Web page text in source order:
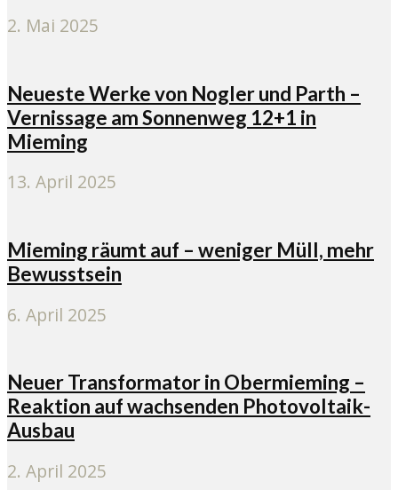
2. Mai 2025
Neueste Werke von Nogler und Parth –
Vernissage am Sonnenweg 12+1 in
Mieming
13. April 2025
Mieming räumt auf – weniger Müll, mehr
Bewusstsein
6. April 2025
Neuer Transformator in Obermieming –
Reaktion auf wachsenden Photovoltaik-
Ausbau
2. April 2025